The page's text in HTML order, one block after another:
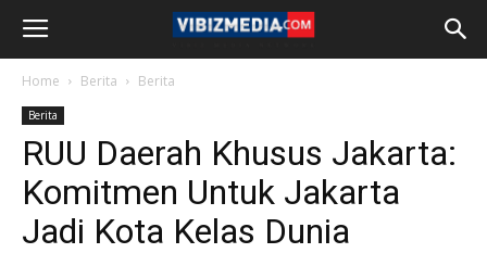
Home Berita Berita
Berita
RUU Daerah Khusus Jakarta:
Komitmen Untuk Jakarta
Jadi Kota Kelas Dunia